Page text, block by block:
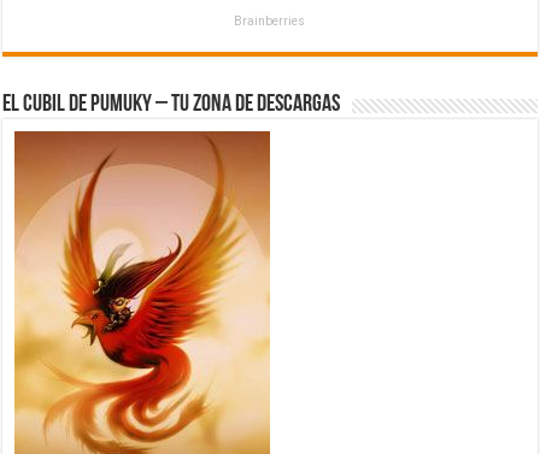
Brainberries
El Cubil de Pumuky – Tu zona de Descargas